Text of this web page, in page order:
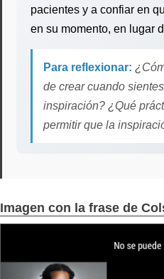
pacientes y a confiar en
en su momento, en lugar
Para reflexionar:
de crear cuando
inspiración? ¿Qué
permitir que la
Imagen con la frase de